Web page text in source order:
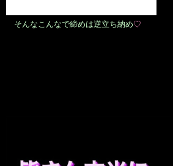
そんなこんなで締めは逆立ち納め♡